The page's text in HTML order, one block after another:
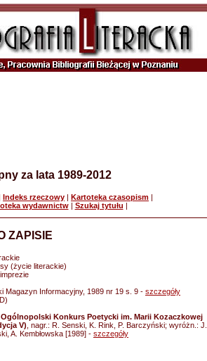
za lata 1989-2012
Indeks rzeczowy | Kartoteka czasopism |
wydawnictw| Szukaj tytułu |
ZAPISIE
(życie literackie)
Magazyn Informacyjny, 1989 nr 19 s. 9 - szczegóły
Ogólnopolski Konkurs Poetycki im. Marii Kozaczkowej
V) , nagr.: R. Senski, K. Rink, P. Barczyński; wyróżn.: J.
A. Kembłowska [1989] - szczegóły